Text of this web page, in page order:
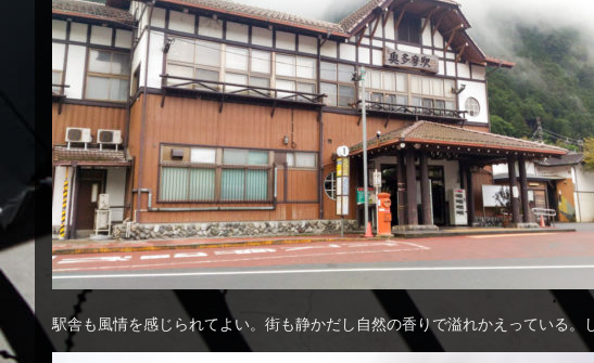
駅舎も風情を感じられてよい。街も静かだし自然の香りで溢れかえっている